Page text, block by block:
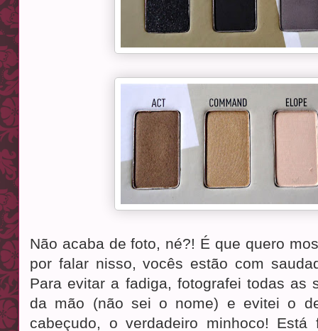
Não acaba de foto, né?! É que quero
por falar nisso, vocês estão com
Para evitar a fadiga, fotografei todas as
da mão (não sei o nome) e evitei o
cabeçudo, o verdadeiro minhoco!